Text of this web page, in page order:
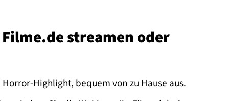
Filme.de streamen oder
Highlight, bequem von zu Hause aus.